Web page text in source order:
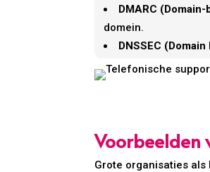
DMARC
domein.
DNSSEC
Voorbeelden
Grote organisaties als